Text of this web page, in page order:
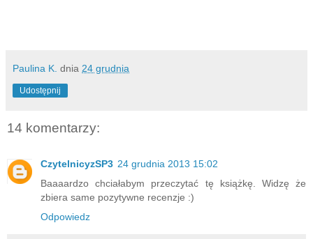
Paulina K. dnia 24 grudnia
Udostępnij
14 komentarzy:
CzytelnicyzSP3 24 grudnia 2013 15:02
Baaaardzo chciałabym przeczytać tę książkę. Widzę że
zbiera same pozytywne recenzje :)
Odpowiedz